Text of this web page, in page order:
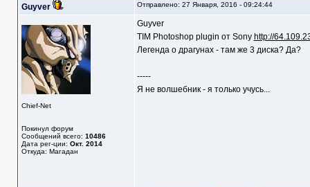
Guyver Отправлено: 27 Января, 2016 - 09:24:44
Chief-Net
Покинул форум
Сообщений всего: 10486
Дата рег-ции: Окт. 2014
Откуда: Магадан
Guyver
TIM Photoshop plugin от Sony http://
Легенда о драгунах - там же 3 диска? Да?
-----
Я не волшебник - я только учусь...